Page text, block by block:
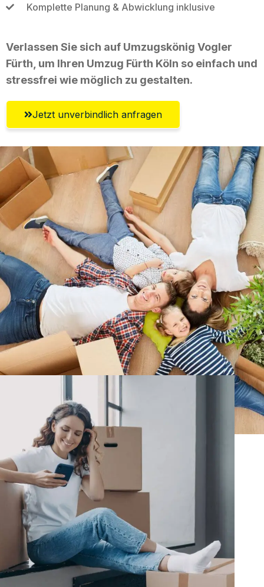
Komplette Planung & Abwicklung inklusive
Verlassen Sie sich auf Umzugskönig Vogler
Fürth, um Ihren Umzug Fürth Köln so einfach und
stressfrei wie möglich zu gestalten.
Jetzt unverbindlich anfragen